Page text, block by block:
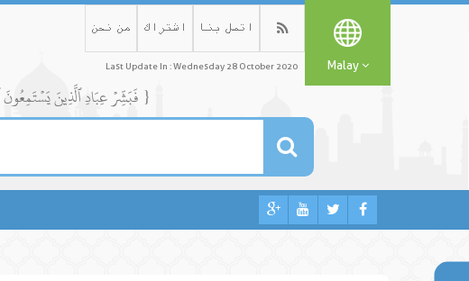
من نحن اشتراك اتصل بنا
Last Update In : Wednesday 28 October 2020 Malay
{ فَبَشِّرۡ عِبَادِ ٱلَّذِينَ يَسۡتَمِعُونَ ٱلۡقَوۡلَ فَيَتَّبِعُونَ أَحۡسَنَهُۥٓۚ أُوْلَٰٓئِكَ ٱلَّذِينَ هَدَىٰهُمُ ٱللَّهُۖ وَأُوْلَٰٓئِكَ هُمۡ أُوْلُواْ ٱلۡأَلۡبَٰبِ }